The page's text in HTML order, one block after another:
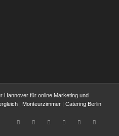
Hannover für online Marketing und
| Monteurzimmer| Catering Berlin